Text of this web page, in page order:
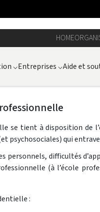
HOME
⌵Entreprises ⌵Aide et
se tient à disposition de
psychosociales) qui
personnels, difficultés
(à l’école
: